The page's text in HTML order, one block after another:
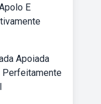
E
Apoiada
Perfeitamente